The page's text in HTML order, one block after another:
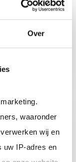
Over
waaronder
wij en
uw IP-adres en
worden
in